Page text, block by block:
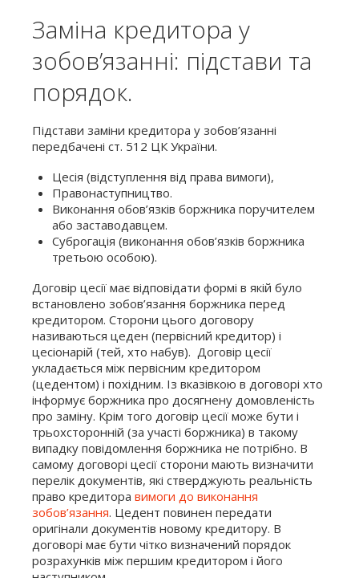
Заміна кредитора у
зобов’язанні: підстави та
порядок.
Підстави заміни кредитора у зобов’язанні
передбачені ст. 512 ЦК України.
Цесія (відступлення від права вимоги),
Правонаступництво.
Виконання обов’язків боржника поручителем
або заставодавцем.
Суброгація (виконання обов’язків боржника
третьою особою).
Договір цесії має відповідати формі в якій було
встановлено зобов’язання боржника перед
кредитором. Сторони цього договору
називаються цеден (первісний кредитор) і
цесіонарій (тей, хто набув). Договір цесії
укладається між первісним кредитором
(цедентом) і похідним. Із вказівкою в договорі хто
інформує боржника про досягнену домовленість
про заміну. Крім того договір цесії може бути і
трьохсторонній (за участі боржника) в такому
випадку повідомлення боржника не потрібно. В
самому договорі цесії сторони мають визначити
перелік документів, які стверджують реальність
право кредитора вимоги до виконання
зобов’язання. Цедент повинен передати
оригінали документів новому кредитору. В
договорі має бути чітко визначений порядок
розрахунків між першим кредитором і його